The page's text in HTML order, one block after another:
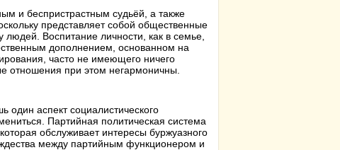
и беспристрастным судьёй, а также
представляет собой общественные
Воспитание личности, как в семье,
дополнением, основанном на
часто не имеющего ничего
отношения при этом негармоничны.
один аспект социалистического
Партийная политическая система
обслуживает интересы буржуазного
между партийным функционером и